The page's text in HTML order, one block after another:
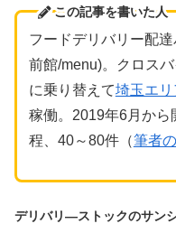
この記事を書いた人
フードデリバリー配
前館/menu)。クロス
に乗り替えて埼玉エリ
稼働。2019年6月から
程、40～80件（筆者
デリバリ―ストックのサン